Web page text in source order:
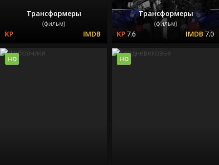
Трансформеры
(фильм)
Трансформеры
(фильм)
7.6 7.0
HD HD